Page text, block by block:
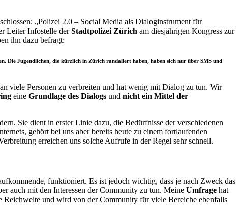
„Polizei 2.0 – Social Media als Dialoginstrument für
Leiter Infostelle derStadtpolizei Zürich am diesjährigen Kongress zur
ihn dazu befragt:
Die Jugendlichen, die kürzlich in Zürich randaliert haben, haben sich nur über SMS und
viele Personen zu verbreiten und hat wenig mit Dialog zu tun. Wir
eine Grundlage des Dialogs und nicht ein Mittel der
Sie dient in erster Linie dazu, die Bedürfnisse der verschiedenen
gehört bei uns aber bereits heute zu einem fortlaufenden
erreichen uns solche Aufrufe in der Regel sehr schnell.
funktioniert. Es ist jedoch wichtig, dass je nach Zweck das
auch mit den Interessen der Community zu tun. Meine Umfrage hat
Reichweite und wird von der Community für viele Bereiche ebenfalls